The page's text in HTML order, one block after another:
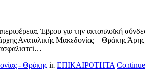
Έβρου για την ακτοπλοϊκή
Ανατολικής Μακεδονίας – Θράκης
- Θράκης in ΕΠΙΚΑΙΡΟΤΗΤΑ